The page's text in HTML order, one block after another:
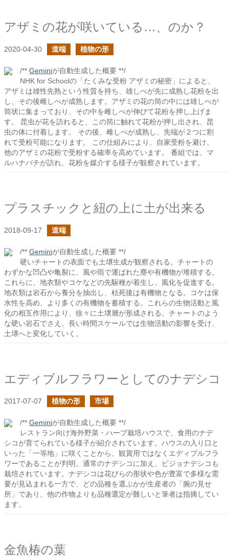
アザミの花が咲いている…、のか？
2020-04-30 道端 植物の形
/** Geminiが自動生成した概要 **/
NHK for Schoolの「たくみな受粉 アザミの秘密」によると、
アザミは雄性先熟という性質を持ち、雄しべが先に成熟し花粉を出
し、その後雌しべが成熟します。アザミの花の筒の中には雄しべが
筒状に集まっており、その中を雌しべが伸びて花粉を押し上げま
す。 昆虫が花を訪れると、この筒に触れて花粉が押し出され、昆
虫の体に付着します。 その後、雌しべが成熟し、先端が２つに割
れて受粉可能になります。 この仕組みにより、自家受粉を避け、
他のアザミの花粉で受粉する確率を高めています。 番組では、マ
ルハナバチが訪れ、花粉を媒介する様子が観察されています。
プラスチックと紐の上に土が出来る
2018-09-17 道端
/** Geminiが自動生成した概要 **/
硬いチャートの表面でも土壌生成が観察される。チャートの
わずかな凹凸や亀裂に、風や雨で運ばれた塵や有機物が堆積する。
これらに、地衣類やコケなどの先駆種が着生し、風化を促進する。
地衣類は岩石から養分を抽出し、枯死後は有機物となる。コケは保
水性を高め、より多くの有機物を蓄積する。これらの生物活動と風
化の相互作用により、徐々に土壌層が形成される。チャートのよう
な硬い岩石でさえ、長い時間スケールでは生物活動の影響を受け、
土壌へと変化していく。
エディブルフラワーとしてのナデシコ
2017-07-07 植物の形 市場
/** Geminiが自動生成した概要 **/
レストラン向け海外野菜・ハーブ栽培ハウスで、食用のナデ
シコが育てられている様子が紹介されています。ハウスの入り口と
いった「一等地」に咲くことから、観賞用ではなくエディブルフラ
ワーであることが判明。通常のナデシコに加え、ビジョナデシコも
栽培されています。ナデシコは花びらの形状や色が豊富で多様な需
要が見込まれる一方で、どの品種を選ぶかが生産者の「腕の見せ
所」であり、他の作物よりも品種選定が難しいと筆者は指摘してい
ます。
金魚椿の葉